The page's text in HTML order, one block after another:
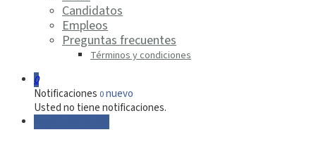
Candidatos
Empleos
Preguntas frecuentes
Términos y condiciones
0
Notificaciones 0nuevo
Usted no tiene notificaciones.